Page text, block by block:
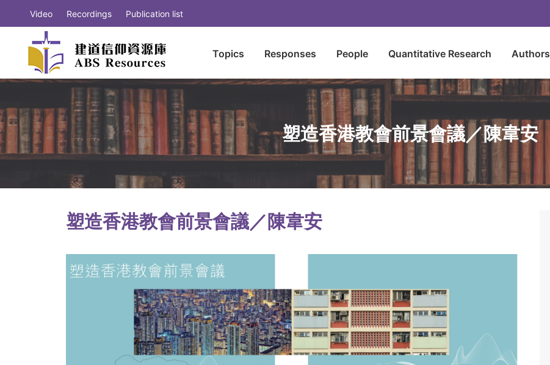
Video Recordings Publication list
Topics Responses People Quantitative Research Authors
塑造香港教會前景會議／陳韋安
塑造香港教會前景會議／陳韋安